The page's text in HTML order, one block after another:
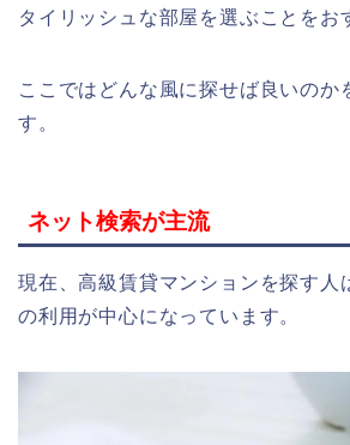
タイリッシュな部屋を選ぶことをお
ここではどんな風に探せば良いのか
す。
ネット検索が主流
現在、高級賃貸マンションを探す人
の利用が中心になっています。